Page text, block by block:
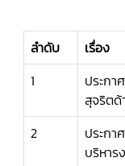
ลำดับ เรื่อง
1
ประกา
สุจริตด้
2
ประกา
บริหาร